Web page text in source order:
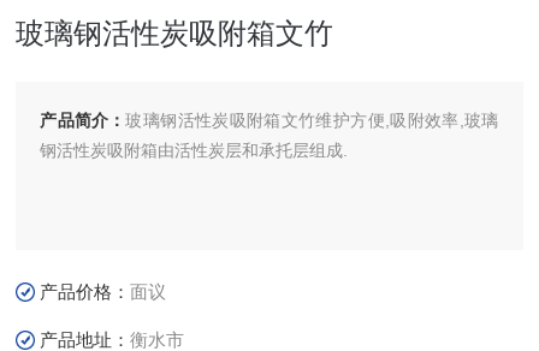
玻璃钢活性炭吸附箱文竹
产品简介：玻璃钢活性炭吸附箱文竹维护方便,吸附效率,玻璃
钢活性炭吸附箱由活性炭层和承托层组成.
产品价格：面议
产品地址：衡水市